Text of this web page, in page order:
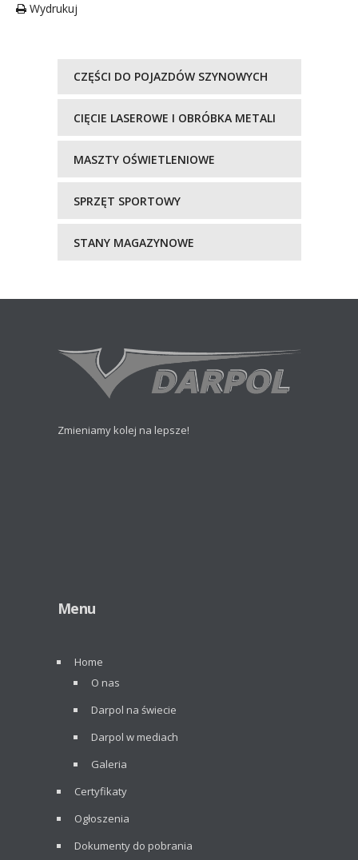
Wydrukuj
CZĘŚCI DO POJAZDÓW SZYNOWYCH
CIĘCIE LASEROWE I OBRÓBKA METALI
MASZTY OŚWIETLENIOWE
SPRZĘT SPORTOWY
STANY MAGAZYNOWE
Zmieniamy kolej na lepsze!
Menu
Home
O nas
Darpol na świecie
Darpol w mediach
Galeria
Certyfikaty
Ogłoszenia
Dokumenty do pobrania